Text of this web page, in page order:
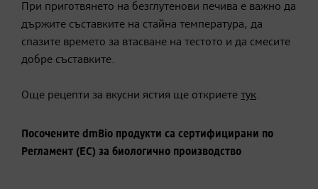
При приготвянето на безглутенови печива е важно да
държите съставките на стайна температура, да
спазите времето за втасване на тестото и да смесите
добре съставките.
Още рецепти за вкусни ястия ще откриете тук.
Посочените dmBio продукти са сертифицирани по
Регламент (ЕС) за биологично производство